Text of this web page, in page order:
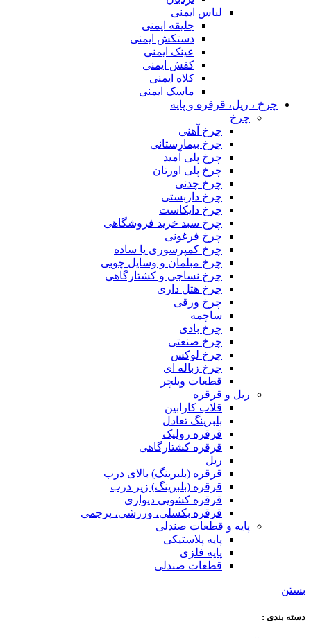
لباس ایمنی
جلیقه ایمنی
دستکش ایمنی
عینک ایمنی
کفش ایمنی
کلاه ایمنی
ماسک ایمنی
چرخ ، ریل، قرقره و پایه
چرخ
چرخ آهنی
چرخ بیمارستانی
چرخ پلی آمید
چرخ پلی اورتان
چرخ چدنی
چرخ داربستی
چرخ دایکاست
چرخ سبد خرید فروشگاهی
چرخ فرغونی
چرخ کمپرسوری یا ساده
چرخ مبلمان و وسایل چوبی
چرخ نساجی و کشتارگاهی
چرخ هتل داری
چرخ ورقی
ساچمه
چرخ بادی
چرخ صنعتی
چرخ لوکس
چرخ زباله ای
قطعات ویلچر
ریل و قرقره
قلاب کارابین
بلبرینگ تعادل
قرقره رولیک
قرقره کشتارگاهی
ریل
قرقره (بلبرینگ) بالای درب
قرقره (بلبرینگ) زیر درب
قرقره کشویی دیواری
قرقره بکسلی، ورزشی، پرچمی
پایه و قطعات صندلی
پایه پلاستیکی
پایه فلزی
قطعات صندلی
بستن
دسته‌ بندی :